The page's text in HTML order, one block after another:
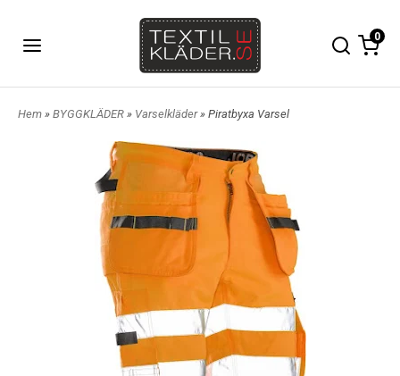
0
Hem » BYGGKLÄDER » Varselkläder» Piratbyxa Varsel